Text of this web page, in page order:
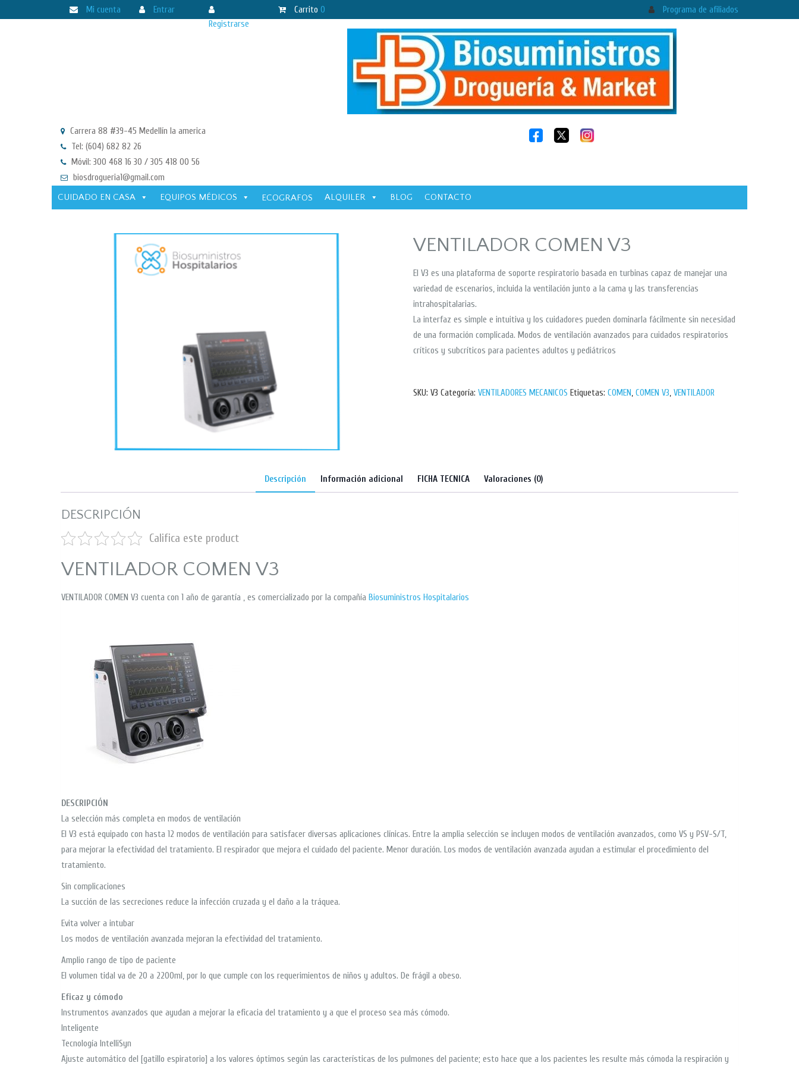
Mi cuenta
Entrar
Registrarse
Carrito 0 Programa de afiliados
Carrera 88 #39-45 Medellín la america
Tel: (604) 682 82 26
Móvil: 300 468 16 30 / 305 418 00 56
biosdrogueria1@gmail.com
CUIDADO EN CASA
EQUIPOS MÉDICOS ECOGRAFOS ALQUILER BLOG CONTACTO
VENTILADOR COMEN V3
El V3 es una plataforma de soporte respiratorio basada en turbinas capaz de manejar una
variedad de escenarios, incluida la ventilación junto a la cama y las transferencias
intrahospitalarias.
La interfaz es simple e intuitiva y los cuidadores pueden dominarla fácilmente sin necesidad
de una formación complicada. Modos de ventilación avanzados para cuidados respiratorios
críticos y subcríticos para pacientes adultos y pediátricos
SKU: V3 Categoría: VENTILADORES MECANICOS Etiquetas: COMEN, COMEN V3, VENTILADOR
Descripción Información adicional FICHA TECNICA Valoraciones (0)
DESCRIPCIÓN
Califica este product
VENTILADOR COMEN V3
VENTILADOR COMEN V3 cuenta con 1 año de garantía , es comercializado por la compañía Biosuministros Hospitalarios
DESCRIPCIÓN
La selección más completa en modos de ventilación
El V3 está equipado con hasta 12 modos de ventilación para satisfacer diversas aplicaciones clínicas. Entre la amplia selección se incluyen modos de ventilación avanzados, como VS y PSV-S/T,
para mejorar la efectividad del tratamiento. El respirador que mejora el cuidado del paciente. Menor duración. Los modos de ventilación avanzada ayudan a estimular el procedimiento del
tratamiento.
Sin complicaciones
La succión de las secreciones reduce la infección cruzada y el daño a la tráquea.
Evita volver a intubar
Los modos de ventilación avanzada mejoran la efectividad del tratamiento.
Amplio rango de tipo de paciente
El volumen tidal va de 20 a 2200ml, por lo que cumple con los requerimientos de niños y adultos. De frágil a obeso.
Eficaz y cómodo
Instrumentos avanzados que ayudan a mejorar la eficacia del tratamiento y a que el proceso sea más cómodo.
Inteligente
Tecnología IntelliSyn
Ajuste automático del [gatillo espiratorio] a los valores óptimos según las características de los pulmones del paciente; esto hace que a los pacientes les resulte más cómoda la respiración y